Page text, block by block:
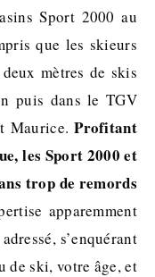
Sport 2000 au
que les skieurs
mètres de skis
puis dans le TGV
Maurice.Profitant
les Sport 2000 et
trop de remords
apparemment
s’enquérant
de ski, votre âge, et